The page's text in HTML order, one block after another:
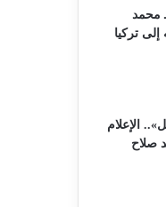
محمد
تركيا
الإعلام
صلاح